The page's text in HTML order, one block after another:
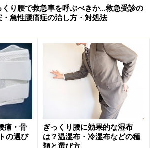
自然と痛みが和らいでいきます。内臓
、足への痛み、しびれが出るケース
症状の悪化がみられる場合があるた
要です。
らの回復期は安静が基本？
ど軽症の場合を除いて、日常的な動
ないくらいの強い痛みを訴えるケー
ん。起き上がることもできず、トイ
くり腰で救急車を呼ぶべきか…救急受診の
・急性腰痛症の治し方・対処法
痛・骨
の選び
ぎっくり腰に効果的な湿布
は？温湿布・冷湿布などの種